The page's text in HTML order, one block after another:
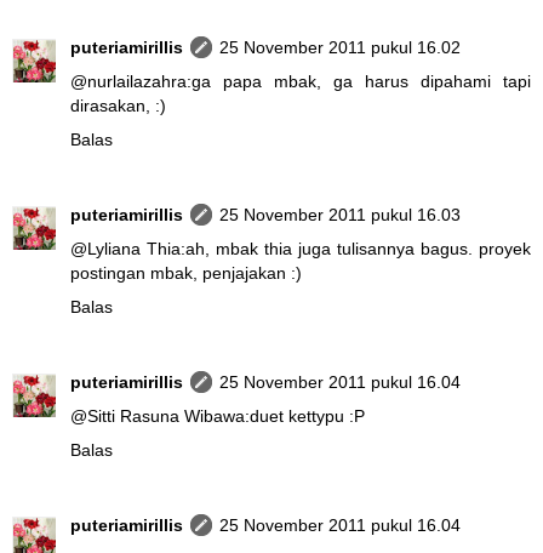
puteriamirillis
25 November 2011 pukul 16.02
@nurlailazahra:ga papa mbak, ga harus dipahami tapi
dirasakan, :)
Balas
puteriamirillis
25 November 2011 pukul 16.03
@Lyliana Thia:ah, mbak thia juga tulisannya bagus. proyek
postingan mbak, penjajakan :)
Balas
puteriamirillis
25 November 2011 pukul 16.04
@Sitti Rasuna Wibawa:duet kettypu :P
Balas
puteriamirillis
25 November 2011 pukul 16.04